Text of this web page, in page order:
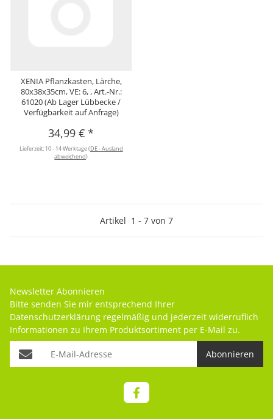
XENIA Pflanzkasten, Lärche,
80x38x35cm, VE: 6, , Art.-Nr.:
61020 (Ab Lager Lübbecke /
Verfügbarkeit auf Anfrage)
34,99 €*
Lieferzeit: 10 - 14 Werktage(DE - Ausland
abweichend)
Artikel 1 - 7 von 7
Newsletter Abonnieren
Bitte senden Sie mir entsprechend Ihrer
Datenschutzerklärung regelmäßig und jederzeit widerruflich
Informationen zu Ihrem Produktsortiment per E-Mail zu.
Abonnieren